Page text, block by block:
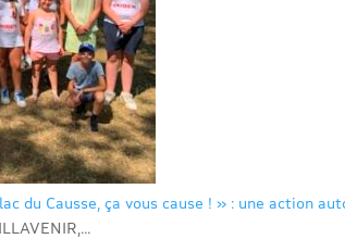
du Causse, ça vous cause ! » : une action